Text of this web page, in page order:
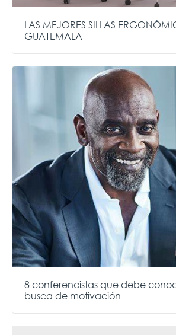
LAS MEJORES SILLAS
GUATEMALA
8 conferencistas que debe
busca de motivación